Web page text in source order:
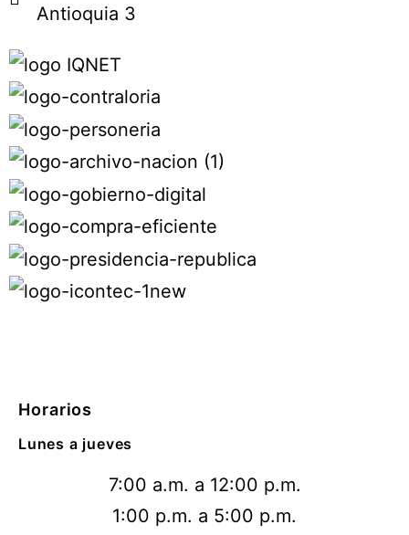
Antioquia 3
Horarios
Lunes a jueves
7:00 a.m. a 12:00 p.m.
1:00 p.m. a 5:00 p.m.